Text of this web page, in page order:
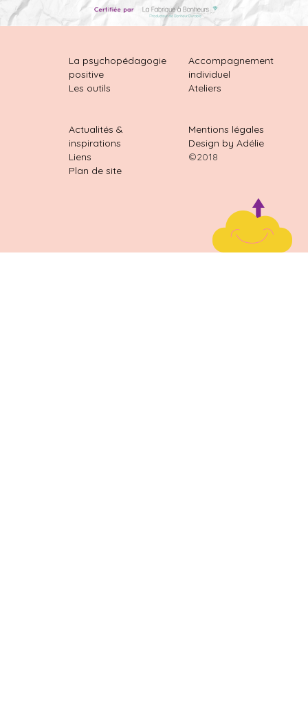
La psychopédagogie
positive
Les outils
Accompagnement
individuel
Ateliers
Actualités &
inspirations
Liens
Plan de site
Mentions légales
Design by Adélie
©2018